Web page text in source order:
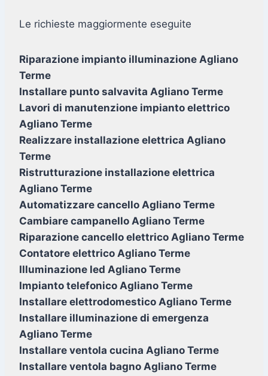
Le richieste maggiormente eseguite
Riparazione impianto illuminazione Agliano
Terme
Installare punto salvavita Agliano Terme
Lavori di manutenzione impianto elettrico
Agliano Terme
Realizzare installazione elettrica Agliano
Terme
Ristrutturazione installazione elettrica
Agliano Terme
Automatizzare cancello Agliano Terme
Cambiare campanello Agliano Terme
Riparazione cancello elettrico Agliano Terme
Contatore elettrico Agliano Terme
Illuminazione led Agliano Terme
Impianto telefonico Agliano Terme
Installare elettrodomestico Agliano Terme
Installare illuminazione di emergenza
Agliano Terme
Installare ventola cucina Agliano Terme
Installare ventola bagno Agliano Terme